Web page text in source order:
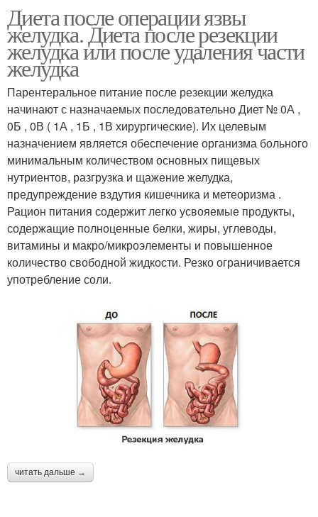
Диета после операции язвы
желудка. Диета после резекции
желудка или после удаления части
желудка
Парентеральное питание после резекции желудка
начинают с назначаемых последовательно Диет № 0А ,
0Б , 0В ( 1А , 1Б , 1В хирургические). Их целевым
назначением является обеспечение организма больного
минимальным количеством основных пищевых
нутриентов, разгрузка и щажение желудка,
предупреждение вздутия кишечника и метеоризма .
Рацион питания содержит легко усвояемые продукты,
содержащие полноценные белки, жиры, углеводы,
витамины и макро/микроэлементы и повышенное
количество свободной жидкости. Резко ограничивается
употребление соли.
читать дальше →